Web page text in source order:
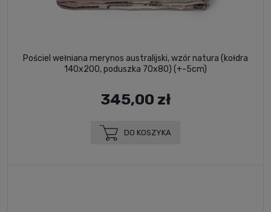
Pościel wełniana merynos australijski, wzór natura (kołdra
140x200, poduszka 70x80) (+-5cm)
345,00 zł
DO KOSZYKA